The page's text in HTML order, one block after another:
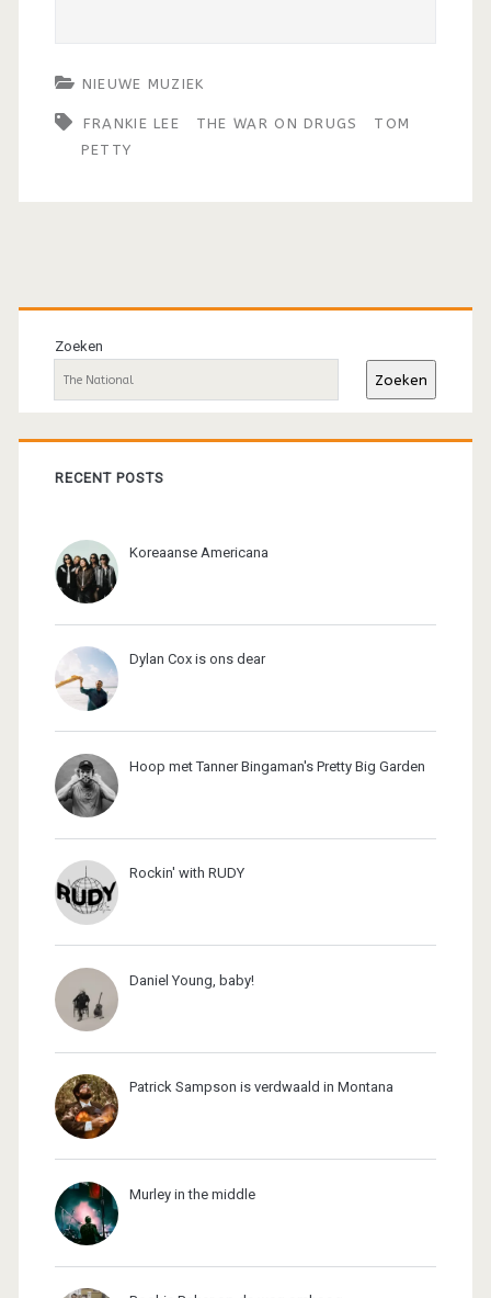
NIEUWE MUZIEK
FRANKIE LEE THE WAR ON DRUGS
TOM
PETTY
Primaire
sidebar
Zoeken
Zoeken
RECENT POSTS
Koreaanse Americana
Dylan Cox is ons dear
Hoop met Tanner Bingaman's Pretty Big Garden
Rockin' with RUDY
Daniel Young, baby!
Patrick Sampson is verdwaald in Montana
Murley in the middle